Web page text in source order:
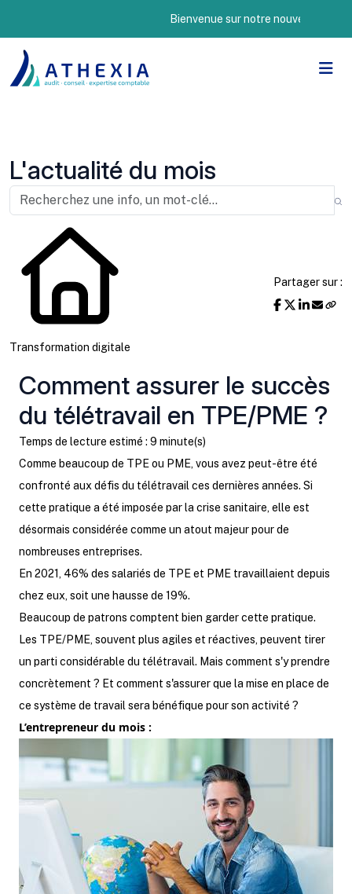
Bienvenue sur notre nouveau site
L'actualité du mois
Transformation digitale
Partager sur :
Comment assurer le succès
du télétravail en TPE/PME ?
Temps de lecture estimé : 9 minute(s)
Comme beaucoup de TPE ou PME, vous avez peut-être été
confronté aux défis du télétravail ces dernières années. Si
cette pratique a été imposée par la crise sanitaire, elle est
désormais considérée comme un atout majeur pour de
nombreuses entreprises.
En 2021, 46% des salariés de TPE et PME travaillaient depuis
chez eux, soit une hausse de 19%.
Beaucoup de patrons comptent bien garder cette pratique.
Les TPE/PME, souvent plus agiles et réactives, peuvent tirer
un parti considérable du télétravail. Mais comment s'y prendre
concrètement ? Et comment s'assurer que la mise en place de
ce système de travail sera bénéfique pour son activité ?
L’entrepreneur du mois :